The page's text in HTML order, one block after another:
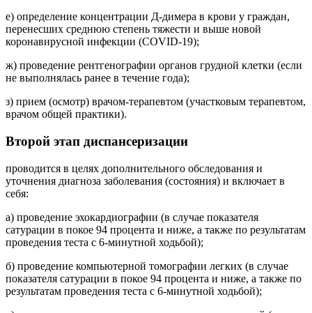
е) определение концентрации Д-димера в крови у граждан,
перенесших среднюю степень тяжести и выше новой
коронавирусной инфекции (COVID-19);
ж) проведение рентгенографии органов грудной клетки (если
не выполнялась ранее в течение года);
з) прием (осмотр) врачом-терапевтом (участковым терапевтом,
врачом общей практики).
Второй этап диспансеризации
проводится в целях дополнительного обследования и
уточнения диагноза заболевания (состояния) и включает в
себя:
а) проведение эхокардиографии (в случае показателя
сатурации в покое 94 процента и ниже, а также по результатам
проведения теста с 6-минутной ходьбой);
б) проведение компьютерной томографии легких (в случае
показателя сатурации в покое 94 процента и ниже, а также по
результатам проведения теста с 6-минутной ходьбой);